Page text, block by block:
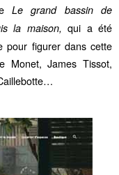
Le grand bassin de
la maison, qui a été
pour figurer dans cette
Monet, James Tissot,